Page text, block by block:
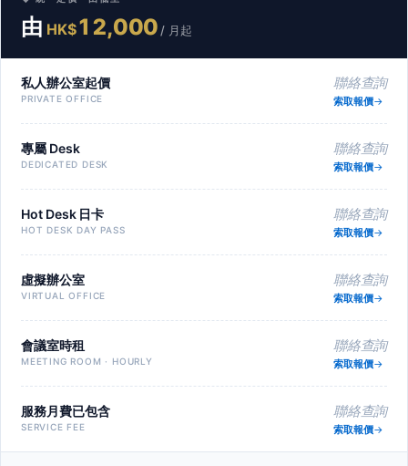
由 HK$12,000/ 月起
私人辦公室起價
PRIVATE OFFICE
聯絡查詢
索取報價
專屬 Desk
DEDICATED DESK
聯絡查詢
索取報價
Hot Desk 日卡
HOT DESK DAY PASS
聯絡查詢
索取報價
虛擬辦公室
VIRTUAL OFFICE
聯絡查詢
索取報價
會議室時租
MEETING ROOM · HOURLY
聯絡查詢
索取報價
服務月費已包含
SERVICE FEE
聯絡查詢
索取報價